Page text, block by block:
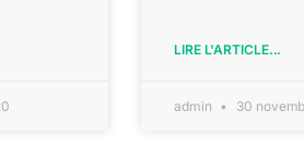
LIRE L'ARTICLE...
admin 30